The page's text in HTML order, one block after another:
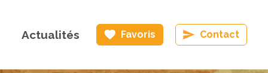
Actualités Favoris Contact